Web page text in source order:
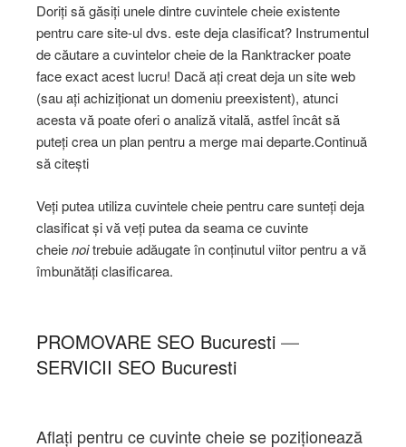
Doriți să găsiți unele dintre cuvintele cheie existente
pentru care site-ul dvs. este deja clasificat? Instrumentul
de căutare a cuvintelor cheie de la Ranktracker poate
face exact acest lucru! Dacă ați creat deja un site web
(sau ați achiziționat un domeniu preexistent), atunci
acesta vă poate oferi o analiză vitală, astfel încât să
puteți crea un plan pentru a merge mai departe.Continuă
să citești
Veți putea utiliza cuvintele cheie pentru care sunteți deja
clasificat și vă veți putea da seama ce cuvinte
cheienoitrebuie adăugate în conținutul viitor pentru a vă
îmbunătăți clasificarea.
PROMOVARE SEO Bucuresti —
SERVICII SEO Bucuresti
Aflați pentru ce cuvinte cheie se poziționează